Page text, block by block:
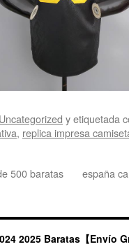
Uncategorized y etiquetada
, replica impresa
500 baratas españa
2025 Baratas【Envío